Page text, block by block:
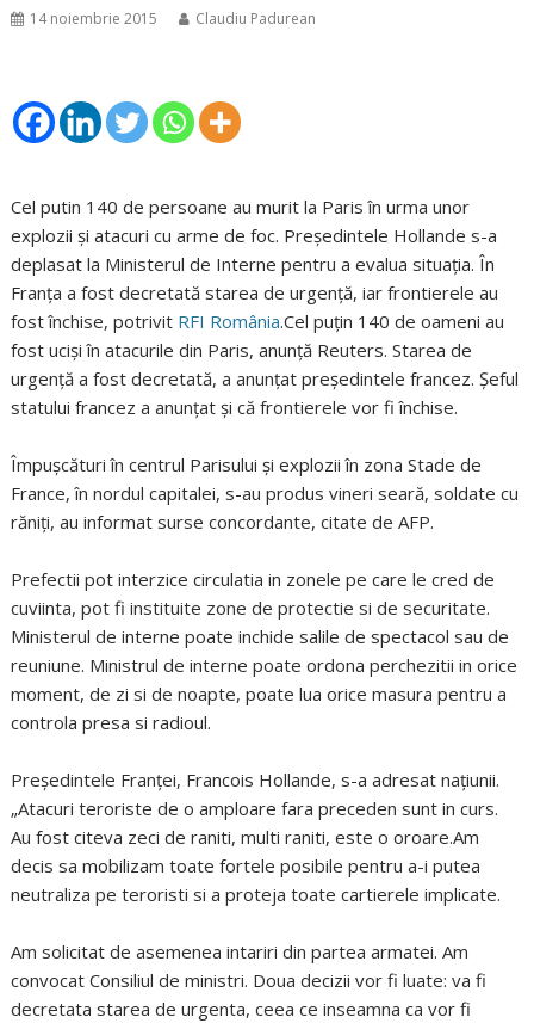
14 noiembrie 2015 Claudiu Padurean
Cel putin 140 de persoane au murit la Paris în urma unor
explozii și atacuri cu arme de foc. Președintele Hollande s-a
deplasat la Ministerul de Interne pentru a evalua situația. În
Franța a fost decretată starea de urgență, iar frontierele au
fost închise, potrivit RFI România.Cel puțin 140 de oameni au
fost uciși în atacurile din Paris, anunță Reuters. Starea de
urgență a fost decretată, a anunțat președintele francez. Șeful
statului francez a anunțat și că frontierele vor fi închise.
Împușcături în centrul Parisului și explozii în zona Stade de
France, în nordul capitalei, s-au produs vineri seară, soldate cu
răniți, au informat surse concordante, citate de AFP.
Prefectii pot interzice circulatia in zonele pe care le cred de
cuviinta, pot fi instituite zone de protectie si de securitate.
Ministerul de interne poate inchide salile de spectacol sau de
reuniune. Ministrul de interne poate ordona perchezitii in orice
moment, de zi si de noapte, poate lua orice masura pentru a
controla presa si radioul.
Președintele Franței, Francois Hollande, s-a adresat națiunii.
„Atacuri teroriste de o amploare fara preceden sunt in curs.
Au fost citeva zeci de raniti, multi raniti, este o oroare.Am
decis sa mobilizam toate fortele posibile pentru a-i putea
neutraliza pe teroristi si a proteja toate cartierele implicate.
Am solicitat de asemenea intariri din partea armatei. Am
convocat Consiliul de ministri. Doua decizii vor fi luate: va fi
decretata starea de urgenta, ceea ce inseamna ca vor fi